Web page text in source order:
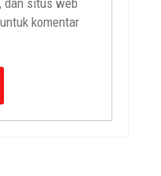
komentar